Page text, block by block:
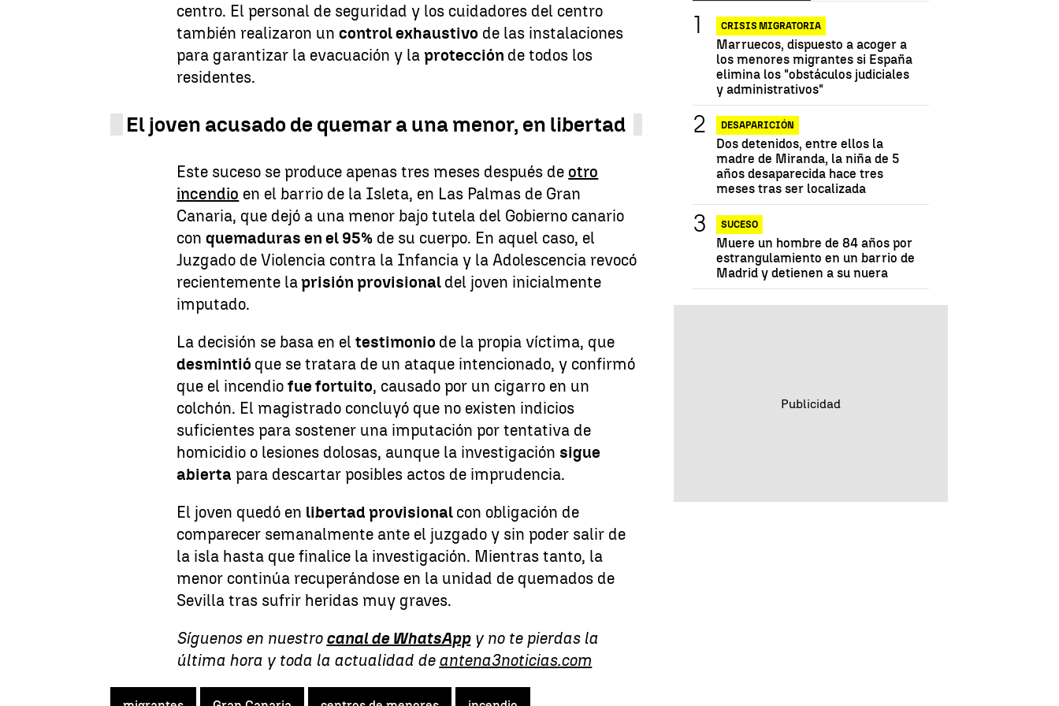
centro. El personal de seguridad y los cuidadores del centro
también realizaron uncontrol exhaustivo de las instalaciones
para garantizar la evacuación y laprotección de todos los
residentes.
El joven acusado de quemar a una menor, en libertad
Este suceso se produce apenas tres meses después deotro
incendio en el barrio de la Isleta, en Las Palmas de Gran
Canaria, que dejó a una menor bajo tutela del Gobierno canario
conquemaduras en el 95% de su cuerpo. En aquel caso, el
Juzgado de Violencia contra la Infancia y la Adolescencia revocó
recientemente laprisión provisional del joven inicialmente
imputado.
La decisión se basa en eltestimonio de la propia víctima, que
desmintió que se tratara de un ataque intencionado, y confirmó
que el incendiofue fortuito, causado por un cigarro en un
colchón. El magistrado concluyó que no existen indicios
suficientes para sostener una imputación por tentativa de
homicidio o lesiones dolosas, aunque la investigaciónsigue
abierta para descartar posibles actos de imprudencia.
El joven quedó en libertad provisional con obligación de
comparecer semanalmente ante el juzgado y sin poder salir de
la isla hasta que finalice la investigación. Mientras tanto, la
menor continúa recuperándose en la unidad de quemados de
Sevilla tras sufrir heridas muy graves.
Síguenos en nuestro canal de WhatsAppy no te pierdas la
última hora y toda la actualidad de antena3noticias.com
CRISIS MIGRATORIA
Marruecos, dispuesto a acoger a
los menores migrantes si España
elimina los "obstáculos judiciales
y administrativos"
DESAPARICIÓN
Dos detenidos, entre ellos la
madre de Miranda, la niña de 5
años desaparecida hace tres
meses tras ser localizada
SUCESO
Muere un hombre de 84 años por
estrangulamiento en un barrio de
Madrid y detienen a su nuera